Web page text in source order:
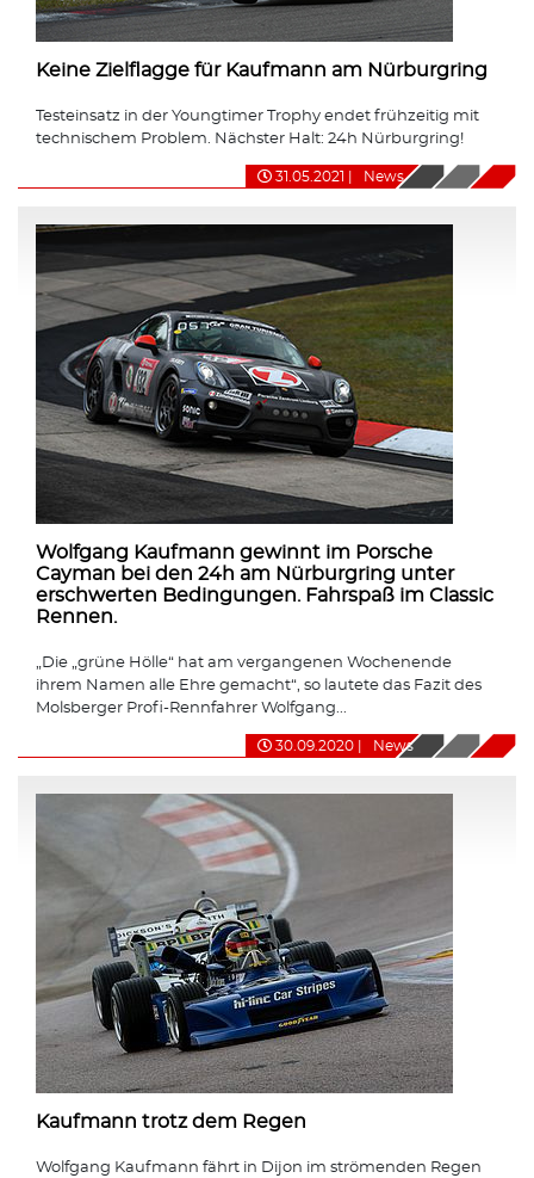
Keine Zielflagge für Kaufmann am Nürburgring
Testeinsatz in der Youngtimer Trophy endet frühzeitig mit
technischem Problem. Nächster Halt: 24h Nürburgring!
31.05.2021 News
Wolfgang Kaufmann gewinnt im Porsche
Cayman bei den 24h am Nürburgring unter
erschwerten Bedingungen. Fahrspaß im Classic
Rennen.
„Die „grüne Hölle“ hat am vergangenen Wochenende
ihrem Namen alle Ehre gemacht“, so lautete das Fazit des
Molsberger Profi-Rennfahrer Wolfgang...
30.09.2020 News
Kaufmann trotz dem Regen
Wolfgang Kaufmann fährt in Dijon im strömenden Regen